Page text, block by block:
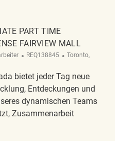
Part Time HomeSense – Etobicoke
PART TIME
FAIRVIEW MALL
ReqId
REQ138845 Ort
Toronto,
bietet jeder Tag neue
Entdeckungen und
dynamischen Teams
Zusammenarbeit